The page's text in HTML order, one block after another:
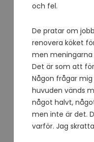
och fel.
De pratar om
renovera köket
men meningarna
Det är som att
Någon frågar
huvuden vänds
något halvt,
men inte är det.
varför. Jag